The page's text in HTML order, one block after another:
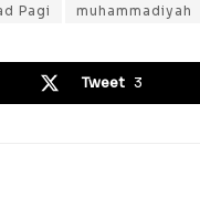
Pagi muhammadiyah
Tweet 3